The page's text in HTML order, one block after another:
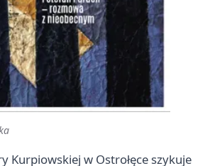
Kurpiowskiej w Ostrołęce szykuje